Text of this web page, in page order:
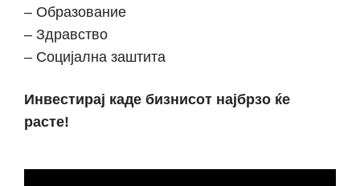
– Образование
– Здравство
– Социјална заштита
Инвестирај каде бизнисот најбрзо ќе
расте!